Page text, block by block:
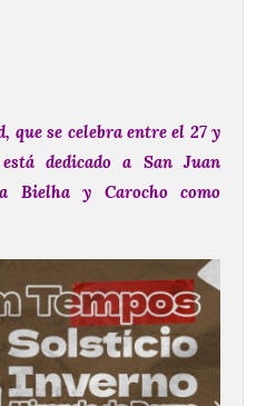
que se celebra entre el 27 y
dedicado a San Juan
Bielha y Carocho como